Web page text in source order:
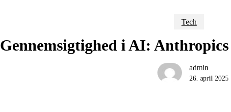
Tech
Gennemsigtighed i AI:
admin
26. april 2025